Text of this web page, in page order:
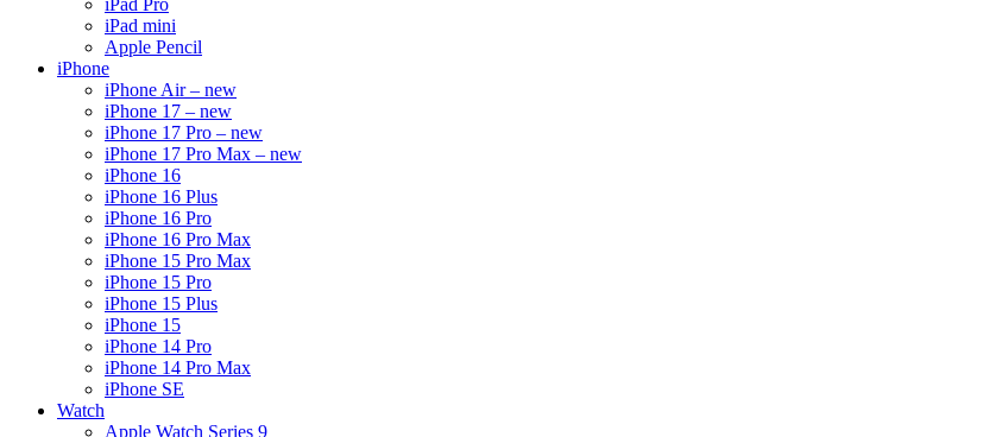
iPad Pro
iPad mini
Apple Pencil
iPhone
iPhone Air – new
iPhone 17 – new
iPhone 17 Pro – new
iPhone 17 Pro Max – new
iPhone 16
iPhone 16 Plus
iPhone 16 Pro
iPhone 16 Pro Max
iPhone 15 Pro Max
iPhone 15 Pro
iPhone 15 Plus
iPhone 15
iPhone 14 Pro
iPhone 14 Pro Max
iPhone SE
Watch
Apple Watch Series 9